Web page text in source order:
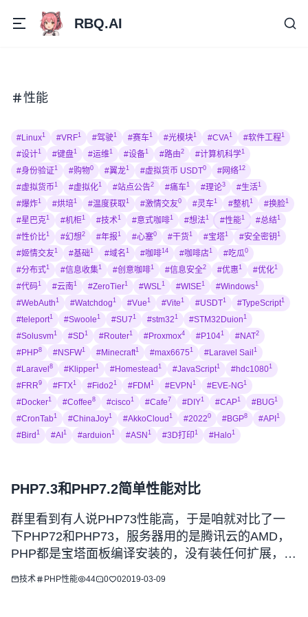
RBQ.AI
性能
#Linux1 #VRF1 #驾驶1 #赛车1 #光模块1 #CVA1 #软件工程1
#设计1 #键盘1 #运维1 #设备1 #路由2 #计算机科学1
#身份验证 1 #购物0 #翼龙1 #虚拟货币 USDT0 #网络12
#虚拟货币 1 #虚拟化1 #站点公告2 #痛车1 #理论3 #生活1
#爆炸1 #烘培1 #温度获取1 #激情交友0 #灵车1 #整机1 #换脸1
#星巴克1 #机柜1 #技术1 #意式咖啡1 #想法1 #性能1 #总结1
#性价比1 #幻想2 #年报 1 #心塞0 #干货1 #宝塔1 #安全密钥 1
#姬情交友1 #基础1 #域名 1 #咖啡14 #咖啡店1 #吃瓜0
#分布式1 #信息收集1 #创意咖啡1 #信息安全2 #优惠 1 #优化1
#代码1 #云南 1 #ZeroTier1 #WSL1 #WISE1 #Windows1
#WebAuth 1 #Watchdog 1 #Vue 1 #Vite 1 #USDT1 #TypeScript1
#teleport1 #Swoole 1 #SU7 1 #stm32 1 #STM32Duion 1
#Solusvm1 #SD 1 #Router1 #Proxmox4 #P1041 #NAT2
#PHP8 #NSFW1 #Minecraft1 #max6675 1 #Laravel Sail 1
#Laravel 8 #Klipper1 #Homestead 1 #JavaScript1 #hdc10801
#FRR9 #FTX1 #Fido2 1 #FDM 1 #EVPN 1 #EVE-NG1
#Docker1 #Coffee8 #cisco1 #Cafe7 #DIY1 #CAP1 #BUG1
#CronTab1 #ChinaJoy1 #AkkoCloud 1 #20220 #BGP8 #API 1
#Bird 1 #AI 1 #arduion 1 #ASN 1 #3D打印 1 #Halo1
PHP7.3和PHP7.2简单性能对比
群里看到有人说PHP73性能高，于是咱就对比了一
下PHP72和PHP73，服务器用的是腾讯云的AMD，
PHP都是宝塔面板编译安装的，没有装任何扩展，参
数也没调优，下面请看图。 测试文件使用的是
技术 PHP性能 44 0 02019-03-09